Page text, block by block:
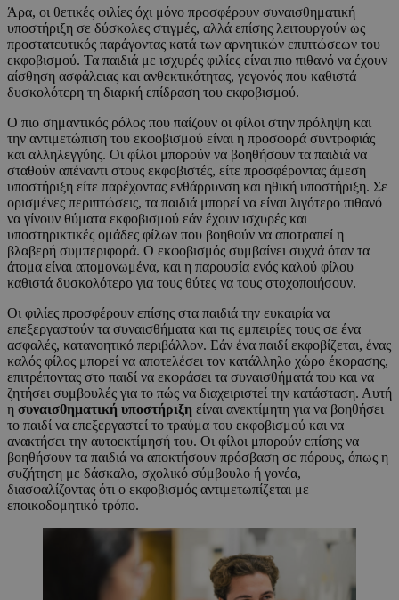
Άρα, οι θετικές φιλίες όχι μόνο προσφέρουν συναισθηματική
υποστήριξη σε δύσκολες στιγμές, αλλά επίσης λειτουργούν ως
προστατευτικός παράγοντας κατά των αρνητικών επιπτώσεων του
εκφοβισμού. Τα παιδιά με ισχυρές φιλίες είναι πιο πιθανό να έχουν
αίσθηση ασφάλειας και ανθεκτικότητας, γεγονός που καθιστά
δυσκολότερη τη διαρκή επίδραση του εκφοβισμού.
Ο πιο σημαντικός ρόλος που παίζουν οι φίλοι στην πρόληψη και
την αντιμετώπιση του εκφοβισμού είναι η προσφορά συντροφιάς
και αλληλεγγύης. Οι φίλοι μπορούν να βοηθήσουν τα παιδιά να
σταθούν απέναντι στους εκφοβιστές, είτε προσφέροντας άμεση
υποστήριξη είτε παρέχοντας ενθάρρυνση και ηθική υποστήριξη. Σε
ορισμένες περιπτώσεις, τα παιδιά μπορεί να είναι λιγότερο πιθανό
να γίνουν θύματα εκφοβισμού εάν έχουν ισχυρές και
υποστηρικτικές ομάδες φίλων που βοηθούν να αποτραπεί η
βλαβερή συμπεριφορά. Ο εκφοβισμός συμβαίνει συχνά όταν τα
άτομα είναι απομονωμένα, και η παρουσία ενός καλού φίλου
καθιστά δυσκολότερο για τους θύτες να τους στοχοποιήσουν.
Οι φιλίες προσφέρουν επίσης στα παιδιά την ευκαιρία να
επεξεργαστούν τα συναισθήματα και τις εμπειρίες τους σε ένα
ασφαλές, κατανοητικό περιβάλλον. Εάν ένα παιδί εκφοβίζεται, ένας
καλός φίλος μπορεί να αποτελέσει τον κατάλληλο χώρο έκφρασης,
επιτρέποντας στο παιδί να εκφράσει τα συναισθήματά του και να
ζητήσει συμβουλές για το πώς να διαχειριστεί την κατάσταση. Αυτή
η συναισθηματική υποστήριξη είναι ανεκτίμητη για να βοηθήσει
το παιδί να επεξεργαστεί το τραύμα του εκφοβισμού και να
ανακτήσει την αυτοεκτίμησή του. Οι φίλοι μπορούν επίσης να
βοηθήσουν τα παιδιά να αποκτήσουν πρόσβαση σε πόρους, όπως η
συζήτηση με δάσκαλο, σχολικό σύμβουλο ή γονέα,
διασφαλίζοντας ότι ο εκφοβισμός αντιμετωπίζεται με
εποικοδομητικό τρόπο.